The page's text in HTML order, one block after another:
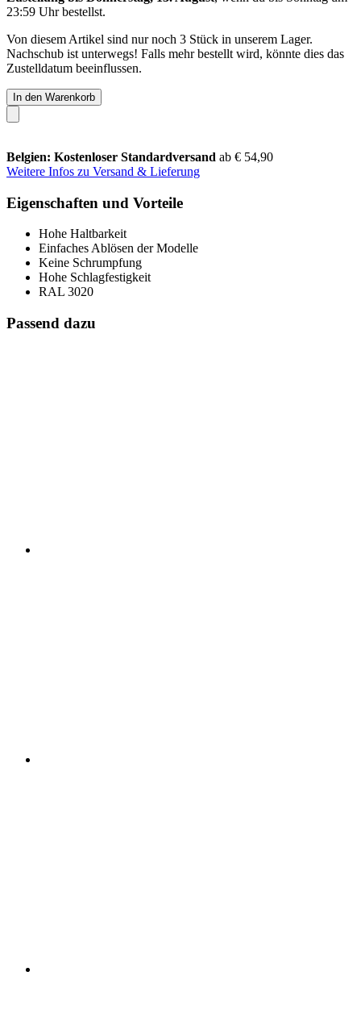
23:59 Uhrbestellst.
Von diesem Artikel sind nur noch 3 Stück in unserem Lager.
Nachschub ist unterwegs! Falls mehr bestellt wird, könnte dies das
Zustelldatum beeinflussen.
In den Warenkorb
Belgien: Kostenloser Standardversand ab € 54,90
Weitere Infos zu Versand & Lieferung
Eigenschaften und Vorteile
Hohe Haltbarkeit
Einfaches Ablösen der Modelle
Keine Schrumpfung
Hohe Schlagfestigkeit
RAL 3020
Passend dazu